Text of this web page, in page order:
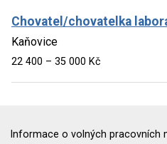
Chovatel/chovatelka
Kaňovice
22 400 – 35 000 Kč
Informace o volných pracovních